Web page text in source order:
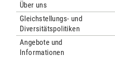
Über uns
Gleichstellungs- und
Diversitätspolitiken
Angebote und
Informationen